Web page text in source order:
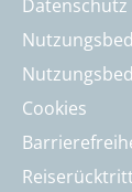
Datenschutz
Cookies